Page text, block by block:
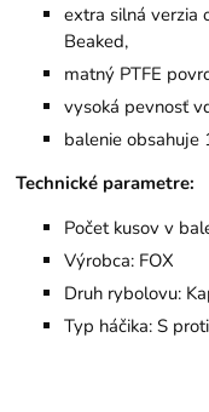
extra silná verzia
Beaked,
matný PTFE
vysoká pevnosť
balenie obsahuje
Technické parametre:
Počet kusov v
Výrobca: FOX
Druh rybolovu:
Typ háčika: S